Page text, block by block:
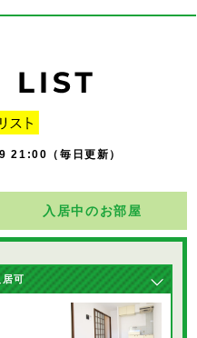
21:00（毎日更新）
入居中のお部屋
居可